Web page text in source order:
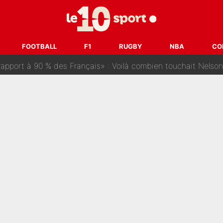
FOOTBALL F1 RUGBY NBA
à 100M€ du PSG qui fait basculer le mercato du
à l’OM : Le départ qui soulage le vestiaire de
: Bruno Genesio fait une promesse pour la suite du
en 2027 ? L'IA prédit déjà les deux joueurs qui